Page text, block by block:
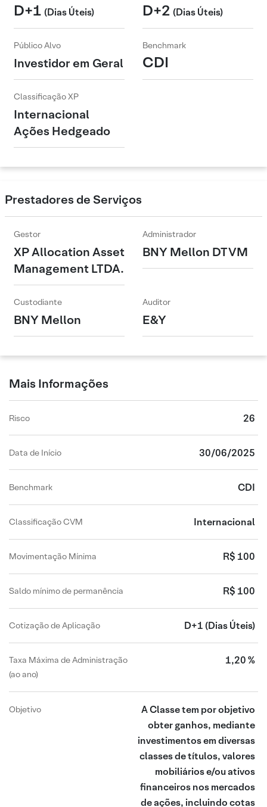
D+1 (Dias Úteis) D+2 (Dias Úteis)
Público Alvo
Investidor em Geral
Benchmark
CDI
Classificação XP
Internacional
Ações Hedgeado
Prestadores de Serviços
Gestor
XP Allocation Asset
Management LTDA.
Administrador
BNY Mellon DTVM
Custodiante
BNY Mellon
Auditor
E&Y
Mais Informações
Risco 26
Data de Início 30/06/2025
Benchmark CDI
Classificação CVM Internacional
Movimentação Mínima R$ 100
Saldo mínimo de permanência R$ 100
Cotização de Aplicação D+1 (Dias Úteis)
Taxa Máxima de Administração
(ao ano)
1,20 %
Objetivo
A Classe tem por objetivo
obter ganhos, mediante
investimentos em diversas
classes de títulos, valores
mobiliários e/ou ativos
financeiros nos mercados
de ações, incluindo cotas